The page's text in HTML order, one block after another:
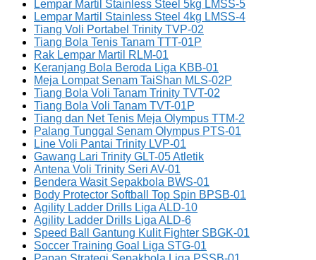
Lempar Martil Stainless Steel 5kg LMSS-5
Lempar Martil Stainless Steel 4kg LMSS-4
Tiang Voli Portabel Trinity TVP-02
Tiang Bola Tenis Tanam TTT-01P
Rak Lempar Martil RLM-01
Keranjang Bola Beroda Liga KBB-01
Meja Lompat Senam TaiShan MLS-02P
Tiang Bola Voli Tanam Trinity TVT-02
Tiang Bola Voli Tanam TVT-01P
Tiang dan Net Tenis Meja Olympus TTM-2
Palang Tunggal Senam Olympus PTS-01
Line Voli Pantai Trinity LVP-01
Gawang Lari Trinity GLT-05 Atletik
Antena Voli Trinity Seri AV-01
Bendera Wasit Sepakbola BWS-01
Body Protector Softball Top Spin BPSB-01
Agility Ladder Drills Liga ALD-10
Agility Ladder Drills Liga ALD-6
Speed Ball Gantung Kulit Fighter SBGK-01
Soccer Training Goal Liga STG-01